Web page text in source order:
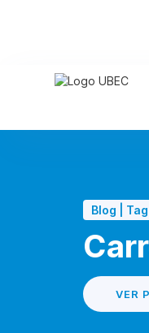
Blog | Tag
VER